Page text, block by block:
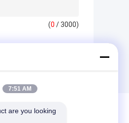
(0 / 3000)
7:51 AM
are you looking